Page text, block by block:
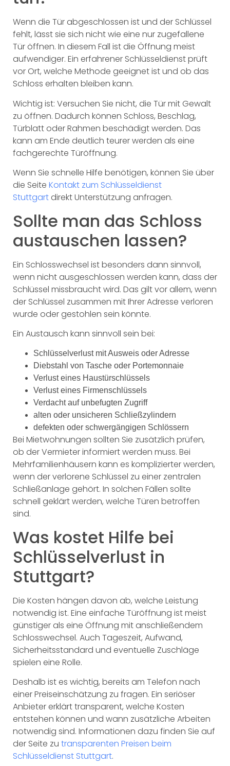
Wenn die Tür abgeschlossen ist und der Schlüssel
fehlt, lässt sie sich nicht wie eine nur zugefallene
Tür öffnen. In diesem Fall ist die Öffnung meist
aufwendiger. Ein erfahrener Schlüsseldienst prüft
vor Ort, welche Methode geeignet ist und ob das
Schloss erhalten bleiben kann.
Wichtig ist: Versuchen Sie nicht, die Tür mit Gewalt
zu öffnen. Dadurch können Schloss, Beschlag,
Türblatt oder Rahmen beschädigt werden. Das
kann am Ende deutlich teurer werden als eine
fachgerechte Türöffnung.
Wenn Sie schnelle Hilfe benötigen, können Sie über
die Seite Kontakt zum Schlüsseldienst
Stuttgartdirekt Unterstützung anfragen.
Sollte man das Schloss
austauschen lassen?
Ein Schlosswechsel ist besonders dann sinnvoll,
wenn nicht ausgeschlossen werden kann, dass der
Schlüssel missbraucht wird. Das gilt vor allem, wenn
der Schlüssel zusammen mit Ihrer Adresse verloren
wurde oder gestohlen sein könnte.
Ein Austausch kann sinnvoll sein bei:
Schlüsselverlust mit Ausweis oder Adresse
Diebstahl von Tasche oder Portemonnaie
Verlust eines Haustürschlüssels
Verlust eines Firmenschlüssels
Verdacht auf unbefugten Zugriff
alten oder unsicheren Schließzylindern
defekten oder schwergängigen Schlössern
Bei Mietwohnungen sollten Sie zusätzlich prüfen,
ob der Vermieter informiert werden muss. Bei
Mehrfamilienhäusern kann es komplizierter werden,
wenn der verlorene Schlüssel zu einer zentralen
Schließanlage gehört. In solchen Fällen sollte
schnell geklärt werden, welche Türen betroffen
sind.
Was kostet Hilfe bei
Schlüsselverlust in
Stuttgart?
Die Kosten hängen davon ab, welche Leistung
notwendig ist. Eine einfache Türöffnung ist meist
günstiger als eine Öffnung mit anschließendem
Schlosswechsel. Auch Tageszeit, Aufwand,
Sicherheitsstandard und eventuelle Zuschläge
spielen eine Rolle.
Deshalb ist es wichtig, bereits am Telefon nach
einer Preiseinschätzung zu fragen. Ein seriöser
Anbieter erklärt transparent, welche Kosten
entstehen können und wann zusätzliche Arbeiten
notwendig sind. Informationen dazu finden Sie auf
der Seite zu transparenten Preisen beim
Schlüsseldienst Stuttgart.